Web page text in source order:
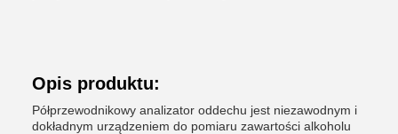
Opis produktu:
Półprzewodnikowy analizator oddechu jest niezawodnym i
dokładnym urządzeniem do pomiaru zawartości alkoholu